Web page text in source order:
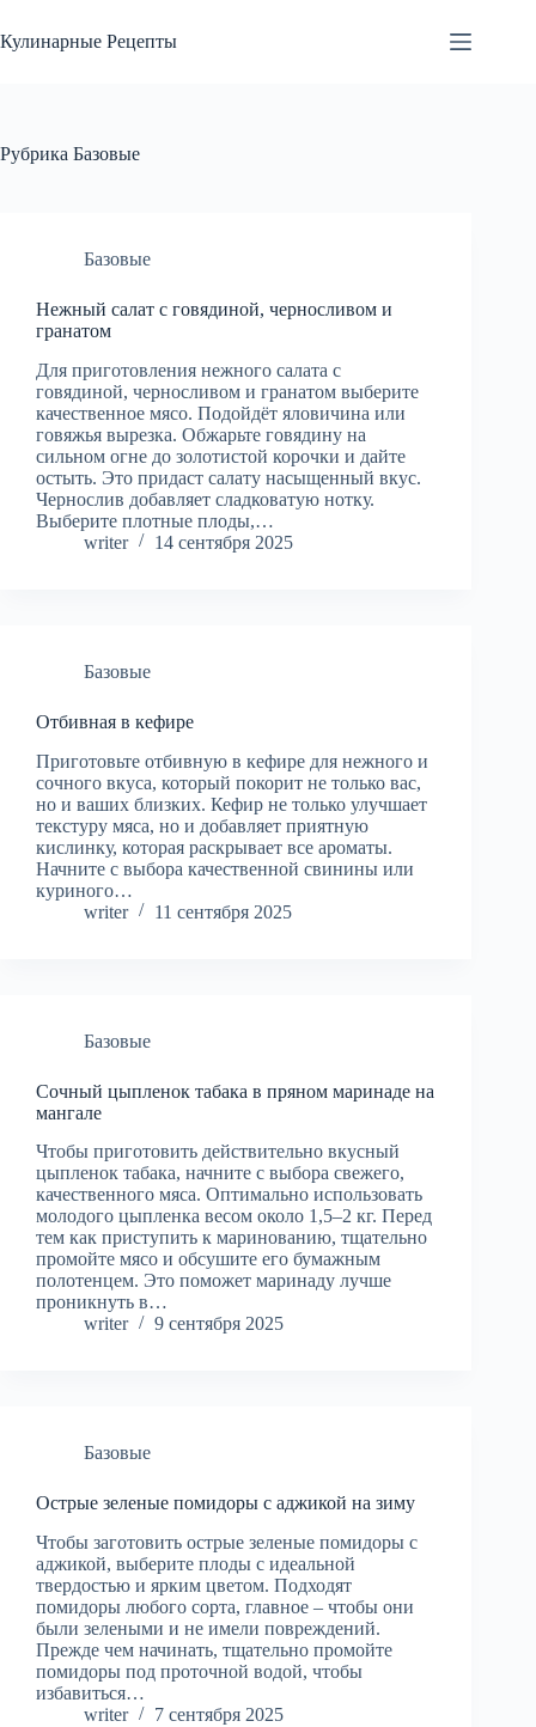
к
сути
Кулинарные Рецепты
Рубрика Базовые
Базовые
Нежный салат с говядиной, черносливом и
гранатом
Для приготовления нежного салата с
говядиной, черносливом и гранатом выберите
качественное мясо. Подойдёт яловичина или
говяжья вырезка. Обжарьте говядину на
сильном огне до золотистой корочки и дайте
остыть. Это придаст салату насыщенный вкус.
Чернослив добавляет сладковатую нотку.
Выберите плотные плоды,…
writer
14 сентября 2025
Базовые
Отбивная в кефире
Приготовьте отбивную в кефире для нежного и
сочного вкуса, который покорит не только вас,
но и ваших близких. Кефир не только улучшает
текстуру мяса, но и добавляет приятную
кислинку, которая раскрывает все ароматы.
Начните с выбора качественной свинины или
куриного…
writer
11 сентября 2025
Базовые
Сочный цыпленок табака в пряном маринаде на
мангале
Чтобы приготовить действительно вкусный
цыпленок табака, начните с выбора свежего,
качественного мяса. Оптимально использовать
молодого цыпленка весом около 1,5–2 кг. Перед
тем как приступить к маринованию, тщательно
промойте мясо и обсушите его бумажным
полотенцем. Это поможет маринаду лучше
проникнуть в…
writer
9 сентября 2025
Базовые
Острые зеленые помидоры с аджикой на зиму
Чтобы заготовить острые зеленые помидоры с
аджикой, выберите плоды с идеальной
твердостью и ярким цветом. Подходят
помидоры любого сорта, главное – чтобы они
были зелеными и не имели повреждений.
Прежде чем начинать, тщательно промойте
помидоры под проточной водой, чтобы
избавиться…
writer
7 сентября 2025